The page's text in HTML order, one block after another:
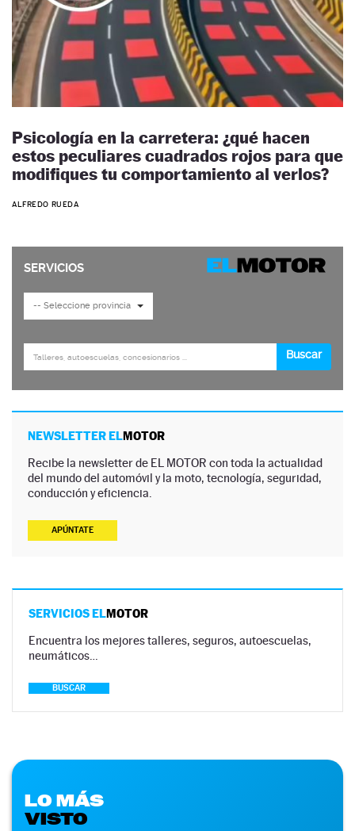
Psicología en la carretera: ¿qué hacen
estos peculiares cuadrados rojos para que
modifiques tu comportamiento al verlos?
ALFREDO RUEDA
NEWSLETTER ELMOTOR
Recibe la newsletter de EL MOTOR con toda la actualidad
del mundo del automóvil y la moto, tecnología, seguridad,
conducción y eficiencia.
APÚNTATE
SERVICIOS ELMOTOR
Encuentra los mejores talleres, seguros, autoescuelas,
neumáticos…
BUSCAR
LO MÁS
VISTO